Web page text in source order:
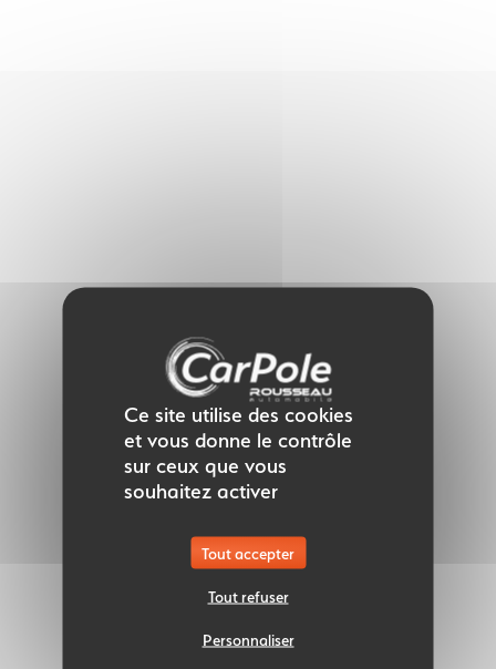
Ce site utilise des cookies
et vous donne le contrôle
sur ceux que vous
souhaitez activer
Tout accepter
Tout refuser
Personnaliser